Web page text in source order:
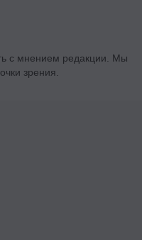
с мнением редакции. Мы
зрения.